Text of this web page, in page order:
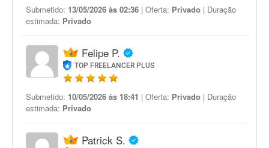
Submetido: 13/05/2026 às 02:36 | Oferta: Privado | Duração
estimada: Privado
Felipe P.
TOP FREELANCER PLUS
Submetido: 10/05/2026 às 18:41 | Oferta: Privado | Duração
estimada: Privado
Patrick S.